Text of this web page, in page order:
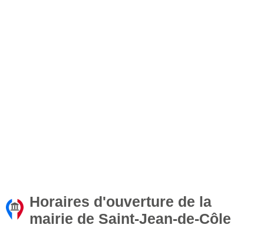
Horaires d'ouverture de la
mairie de Saint-Jean-de-Côle